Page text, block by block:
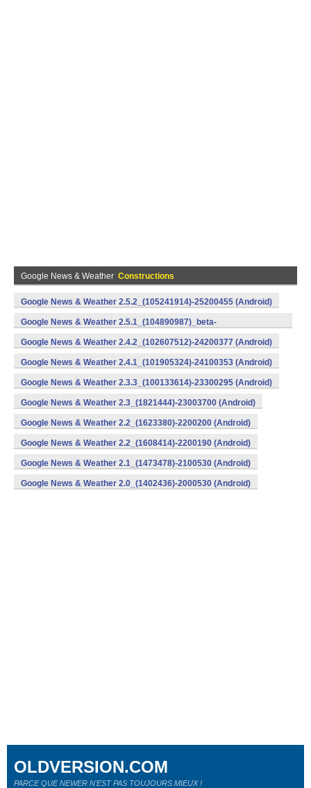
Google News & Weather Constructions
Google News & Weather 2.5.2_(105241914)-25200455 (Android)
Google News & Weather 2.5.1_(104890987)_beta-
25100443 (Android)
Google News & Weather 2.4.2_(102607512)-24200377 (Android)
Google News & Weather 2.4.1_(101905324)-24100353 (Android)
Google News & Weather 2.3.3_(100133614)-23300295 (Android)
Google News & Weather 2.3_(1821444)-23003700 (Android)
Google News & Weather 2.2_(1623380)-2200200 (Android)
Google News & Weather 2.2_(1608414)-2200190 (Android)
Google News & Weather 2.1_(1473478)-2100530 (Android)
Google News & Weather 2.0_(1402436)-2000530 (Android)
OLDVERSION.COM
PARCE QUE NEWER N'EST PAS TOUJOURS MIEUX !